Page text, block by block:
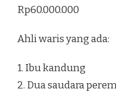
Rp60.000.000
Ahli waris yang ada:
1. Ibu kandung
2. Dua saudara